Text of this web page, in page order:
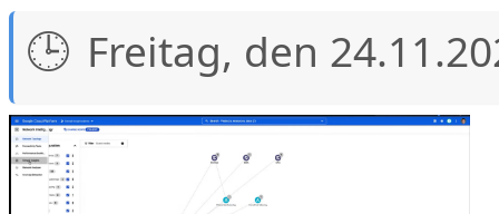
Freitag, den